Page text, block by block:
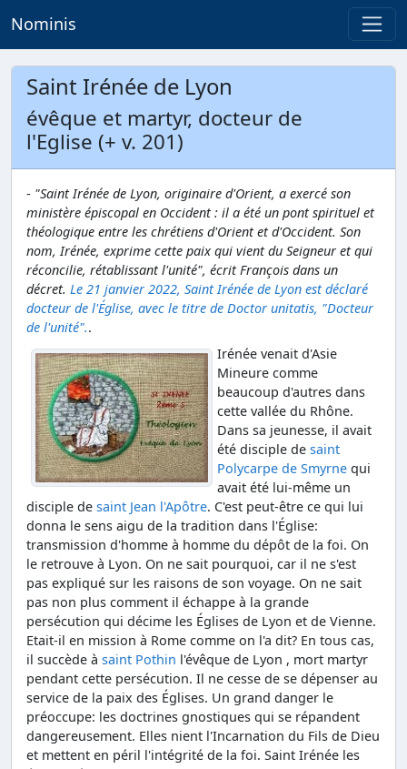
Nominis
Saint Irénée de Lyon
évêque et martyr, docteur de
l'Eglise (+ v. 201)
- "Saint Irénée de Lyon, originaire d'Orient, a exercé son
ministère épiscopal en Occident : il a été un pont spirituel et
théologique entre les chrétiens d'Orient et d'Occident. Son
nom, Irénée, exprime cette paix qui vient du Seigneur et qui
réconcilie, rétablissant l'unité", écrit François dans un
décret. Le 21 janvier 2022, Saint Irénée de Lyon est déclaré
docteur de l'Église, avec le titre de Doctor unitatis, "Docteur
de l'unité"..
Irénée venait d'Asie
Mineure comme
beaucoup d'autres dans
cette vallée du Rhône.
Dans sa jeunesse, il avait
été disciple de saint
Polycarpe de Smyrne qui
avait été lui-même un
disciple de saint Jean l'Apôtre. C'est peut-être ce qui lui
donna le sens aigu de la tradition dans l'Église:
transmission d'homme à homme du dépôt de la foi. On
le retrouve à Lyon. On ne sait pourquoi, car il ne s'est
pas expliqué sur les raisons de son voyage. On ne sait
pas non plus comment il échappe à la grande
persécution qui décime les Églises de Lyon et de Vienne.
Etait-il en mission à Rome comme on l'a dit? En tous cas,
il succède à saint Pothin l'évêque de Lyon , mort martyr
pendant cette persécution. Il ne cesse de se dépenser au
service de la paix des Églises. Un grand danger le
préoccupe: les doctrines gnostiques qui se répandent
dangereusement. Elles nient l'Incarnation du Fils de Dieu
et mettent en péril l'intégrité de la foi. Saint Irénée les